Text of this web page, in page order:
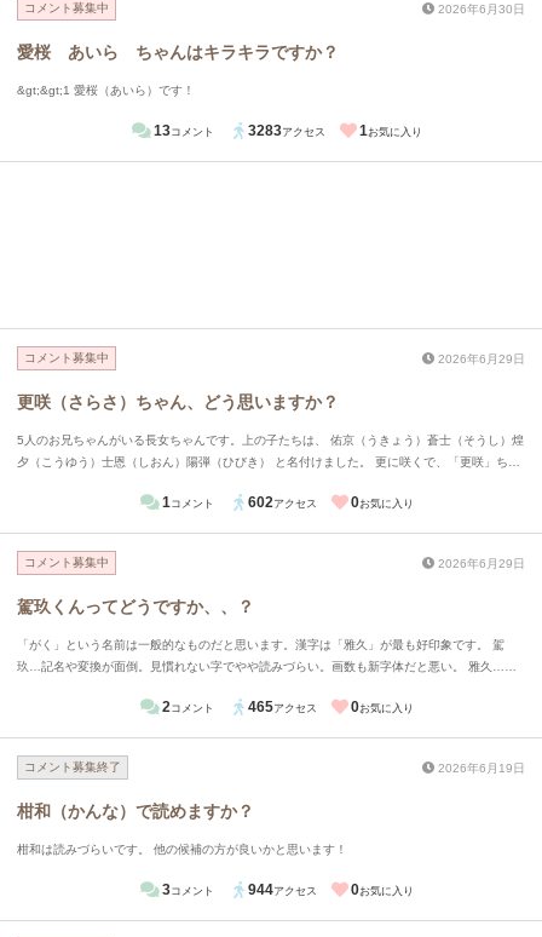
コメント募集中 2026年6月30日
愛桜 あいら ちゃんはキラキラですか？
&gt;&gt;1 愛桜（あいら）です！
13コメント 3283アクセス 1お気に入り
コメント募集中 2026年6月29日
更咲（さらさ）ちゃん、どう思いますか？
5人のお兄ちゃんがいる長女ちゃんです。上の子たちは、 佑京（うきょう）蒼士（そうし）煌
夕（こうゆう）士恩（しおん）陽弾（ひびき） と名付けました。 更に咲くで、「更咲」ちゃ
候補は、日彗（ひすい）日織（ひおり）です！
1コメント 602アクセス 0お気に入り
コメント募集中 2026年6月29日
駕玖くんってどうですか、、？
「がく」という名前は一般的なものだと思います。漢字は「雅久」が最も好印象です。 駕
玖…記名や変換が面倒。見慣れない字でやや読みづらい。画数も新字体だと悪い。 雅久…漢
えられるかもしれない。 岳玖…置き字なので悪印象を抱かれる可能性も0ではない。
2コメント 465アクセス 0お気に入り
コメント募集終了 2026年6月19日
柑和（かんな）で読めますか？
柑和は読みづらいです。 他の候補の方が良いかと思います！
3コメント 944アクセス 0お気に入り